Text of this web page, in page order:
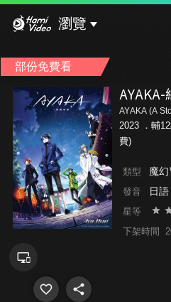
瀏覽
部份免費看
AYAKA (A
2023 ． 輔
費)
類型 魔
發音 日語
星等
下架時間